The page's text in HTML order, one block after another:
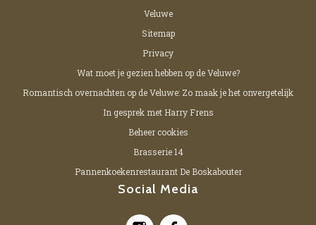
Veluwe
Sitemap
Privacy
Wat moet je gezien hebben op de Veluwe?
Romantisch overnachten op de Veluwe: Zo maak je het onvergetelijk
In gesprek met Harry Frens
Beheer cookies
Brasserie 14
Pannenkoekenrestaurant De Boskabouter
Social Media